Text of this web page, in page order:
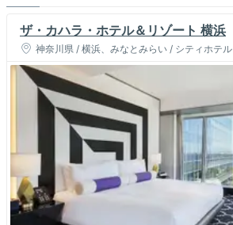
ザ・カハラ・ホテル＆リゾート 横浜
神奈川県 / 横浜、みなとみらい / シティホテル